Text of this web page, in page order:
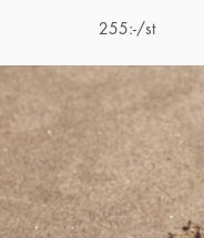
255:-/st